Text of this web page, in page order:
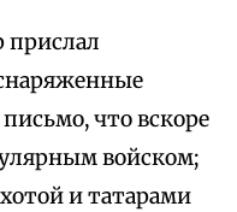
прислал
что вскоре
войском;
и татарами